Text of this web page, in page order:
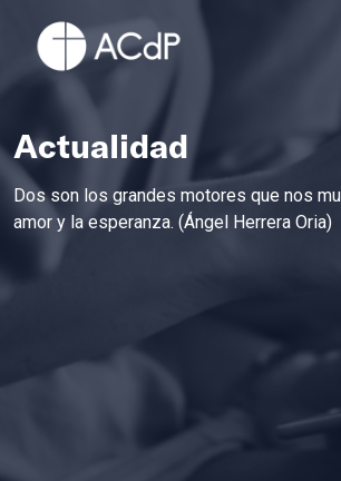
Actualidad
Dos son los grandes motores que nos
amor y la esperanza. (Ángel Herrera Oria)